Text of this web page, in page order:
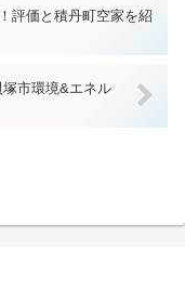
評価と積丹町空家を紹
市環境&エネル